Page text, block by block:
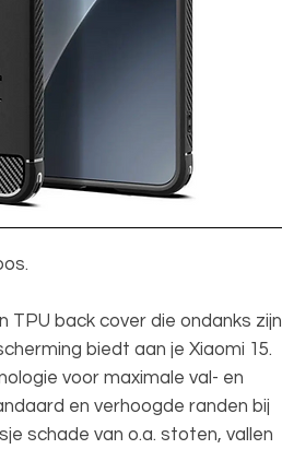
TPU back cover die ondanks zijn
biedt aan je Xiaomi 15.
voor maximale val- en
en verhoogde randen bij
schade van o.a. stoten, vallen